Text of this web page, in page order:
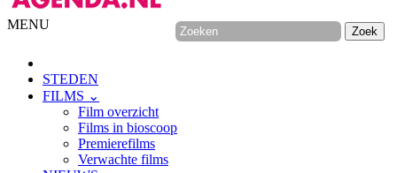
MENU
STEDEN
FILMS ⌄
Film overzicht
Films in bioscoop
Premierefilms
Verwachte films